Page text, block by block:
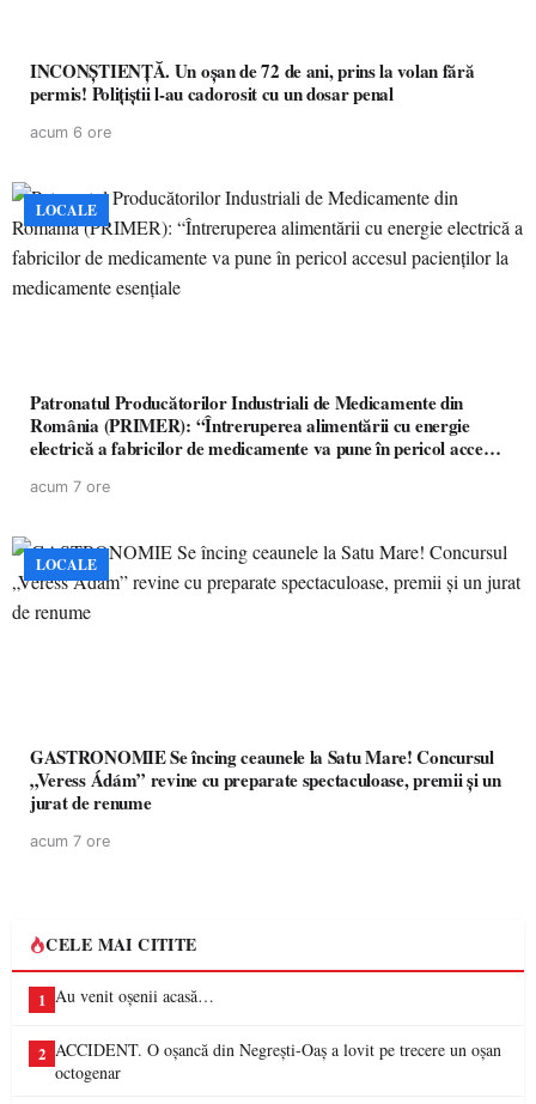
INCONȘTIENȚĂ. Un oșan de 72 de ani, prins la volan fără
permis! Polițiștii l-au cadorosit cu un dosar penal
acum 6 ore
LOCALE
Patronatul Producătorilor Industriali de Medicamente din
România (PRIMER): “Întreruperea alimentării cu energie
electrică a fabricilor de medicamente va pune în pericol accesul
acum 7 ore
LOCALE
GASTRONOMIE Se încing ceaunele la Satu Mare! Concursul
„Veress Ádám” revine cu preparate spectaculoase, premii și un
jurat de renume
acum 7 ore
CELE MAI CITITE
1 Au venit oșenii acasă…
2 ACCIDENT. O oșancă din Negrești-Oaș a lovit pe trecere un oșan
octogenar